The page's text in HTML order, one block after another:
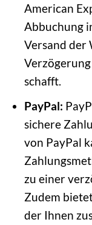
American
Abbuchung
Versand der
schafft.
PayPal:
sichere
von PayPal
zu einer
Zudem
der Ihnen